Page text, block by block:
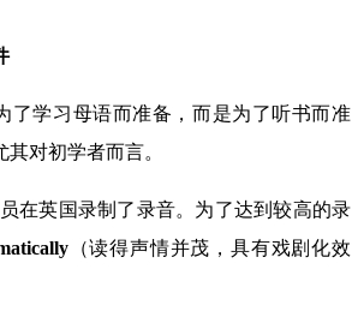
了学习母语而准备，而是为了听书而准
对初学者而言。
在英国录制了录音。为了达到较高的录
（读得声情并茂，具有戏剧化效